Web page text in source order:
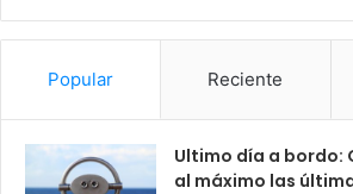
Popular Reciente
Ultimo día a bordo:
al máximo las